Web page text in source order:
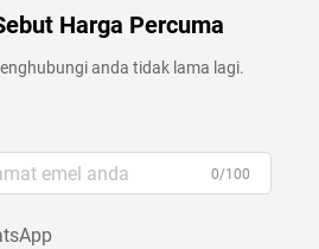
Harga Percuma
anda tidak lama lagi.
0/100